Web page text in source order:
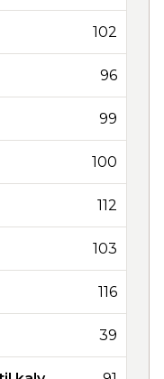
102
96
99
100
112
103
116
39